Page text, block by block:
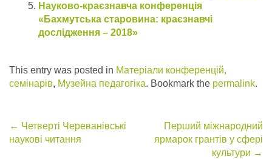
Науково-краєзнавча конференція
«Бахмутська старовина: краєзнавчі
дослідження – 2018»
This entry was posted in Матеріали конференцій,
семінарів, Музейна педагогіка. Bookmark the permalink.
Post
← Четверті Череванівські
наукові читання
Перший міжнародний
ярмарок грантів у сфері
культури →